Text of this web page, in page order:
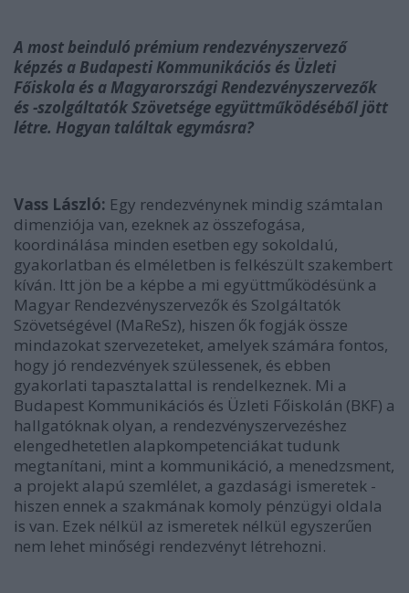
A most beinduló prémium rendezvényszervező
képzés a Budapesti Kommunikációs és Üzleti
Főiskola és a Magyarországi Rendezvényszervezők
és -szolgáltatók Szövetsége együttműködéséből jött
létre. Hogyan találtak egymásra?
Vass László: Egy rendezvénynek mindig számtalan
dimenziója van, ezeknek az összefogása,
koordinálása minden esetben egy sokoldalú,
gyakorlatban és elméletben is felkészült szakembert
kíván. Itt jön be a képbe a mi együttműködésünk a
Magyar Rendezvényszervezők és Szolgáltatók
Szövetségével (MaReSz), hiszen ők fogják össze
mindazokat szervezeteket, amelyek számára fontos,
hogy jó rendezvények szülessenek, és ebben
gyakorlati tapasztalattal is rendelkeznek. Mi a
Budapest Kommunikációs és Üzleti Főiskolán (BKF) a
hallgatóknak olyan, a rendezvényszervezéshez
elengedhetetlen alapkompetenciákat tudunk
megtanítani, mint a kommunikáció, a menedzsment,
a projekt alapú szemlélet, a gazdasági ismeretek -
hiszen ennek a szakmának komoly pénzügyi oldala
is van. Ezek nélkül az ismeretek nélkül egyszerűen
nem lehet minőségi rendezvényt létrehozni.